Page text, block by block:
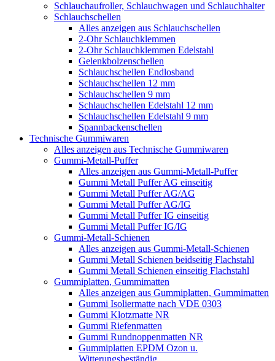
Schlauchaufroller, Schlauchwagen und Schlauchhalter
Schlauchschellen
Alles anzeigen aus Schlauchschellen
2-Ohr Schlauchklemmen
2-Ohr Schlauchklemmen Edelstahl
Gelenkbolzenschellen
Schlauchschellen Endlosband
Schlauchschellen 12 mm
Schlauchschellen 9 mm
Schlauchschellen Edelstahl 12 mm
Schlauchschellen Edelstahl 9 mm
Spannbackenschellen
Technische Gummiwaren
Alles anzeigen aus Technische Gummiwaren
Gummi-Metall-Puffer
Alles anzeigen aus Gummi-Metall-Puffer
Gummi Metall Puffer AG einseitig
Gummi Metall Puffer AG/AG
Gummi Metall Puffer AG/IG
Gummi Metall Puffer IG einseitig
Gummi Metall Puffer IG/IG
Gummi-Metall-Schienen
Alles anzeigen aus Gummi-Metall-Schienen
Gummi Metall Schienen beidseitig Flachstahl
Gummi Metall Schienen einseitig Flachstahl
Gummiplatten, Gummimatten
Alles anzeigen aus Gummiplatten, Gummimatten
Gummi Isoliermatte nach VDE 0303
Gummi Klotzmatte NR
Gummi Riefenmatten
Gummi Rundnoppenmatten NR
Gummiplatten EPDM Ozon u.
Witterungsbeständig